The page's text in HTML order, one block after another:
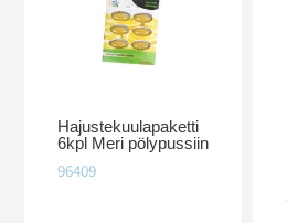
Hajustekuulapaketti
6kpl Meri pölypussiin
96409